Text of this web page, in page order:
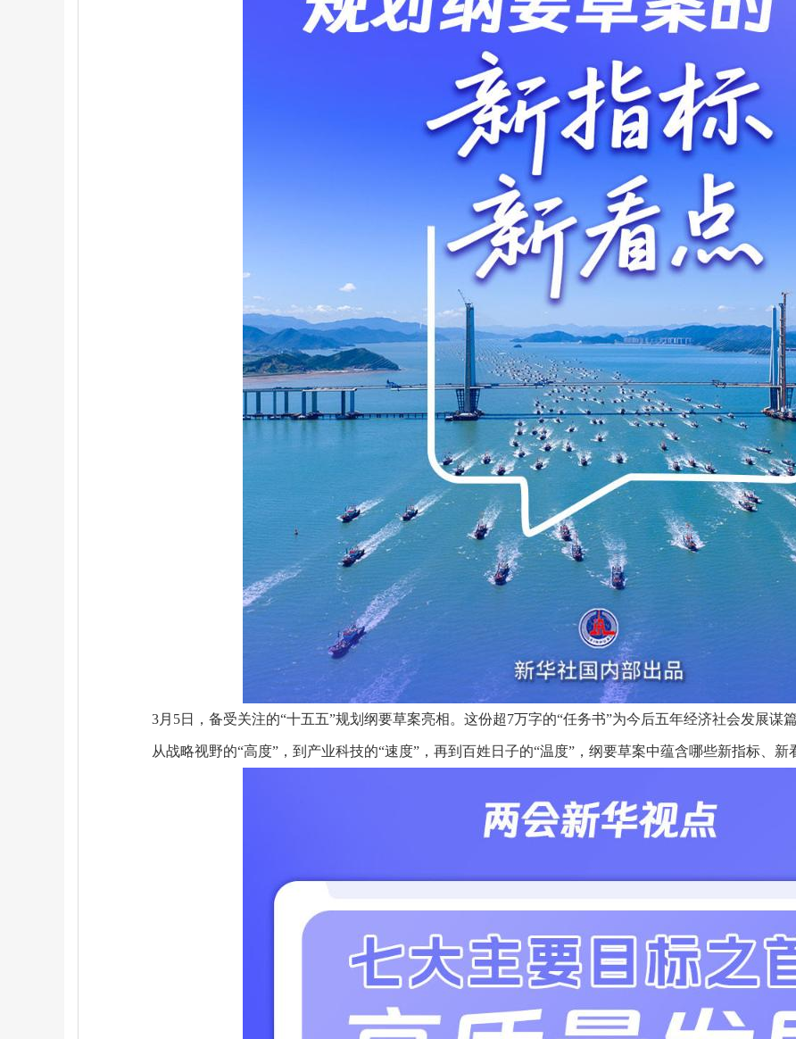
3月5日，备受关注的“十五五”规划纲要草案亮相。这份超7万字的“任务书”为今后五年经济社会发展谋篇
从战略视野的“高度”，到产业科技的“速度”，再到百姓日子的“温度”，纲要草案中蕴含哪些新指标、新